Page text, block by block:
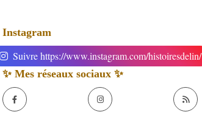
Instagram
Suivre https://www.instagram.com/histoiresdelin/
✨ Mes réseaux sociaux ✨